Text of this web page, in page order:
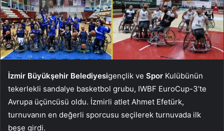
İzmir Büyükşehir Belediyesigençlik ve Spor Kulübünün
tekerlekli sandalye basketbol grubu, IWBF EuroCup-3’te
Avrupa üçüncüsü oldu. İzmirli atlet Ahmet Efetürk,
turnuvanın en değerli sporcusu seçilerek turnuvada ilk
beşe girdi.